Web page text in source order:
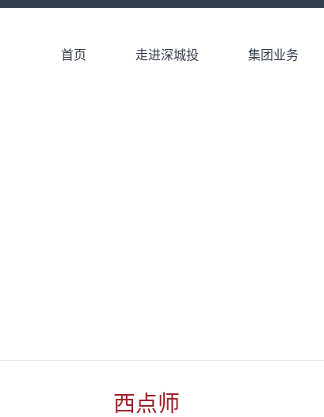
首页 走进深城投 集团业务
西点师